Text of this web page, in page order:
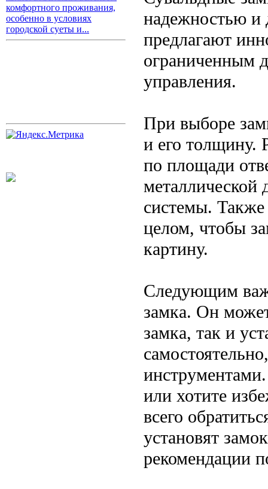
комфортного проживания,
особенно в условиях
городской суеты и...
надежностью и
предлагают
ограниченным
управления.
При выборе
и его толщину.
по площади
металлической
системы. Также
целом, чтобы
картину.
Следующим
замка. Он
замка, так и
или хотите
всего
установят
рекомендации